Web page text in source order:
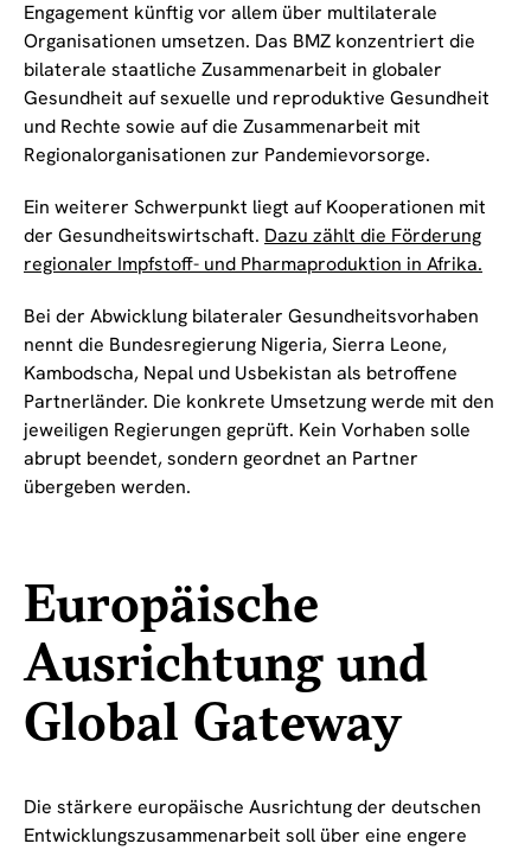
Engagement künftig vor allem über multilaterale
Organisationen umsetzen. Das BMZ konzentriert die
bilaterale staatliche Zusammenarbeit in globaler
Gesundheit auf sexuelle und reproduktive Gesundheit
und Rechte sowie auf die Zusammenarbeit mit
Regionalorganisationen zur Pandemievorsorge.
Ein weiterer Schwerpunkt liegt auf Kooperationen mit
der Gesundheitswirtschaft. Dazu zählt die Förderung
regionaler Impfstoff- und Pharmaproduktion in Afrika.
Bei der Abwicklung bilateraler Gesundheitsvorhaben
nennt die Bundesregierung Nigeria, Sierra Leone,
Kambodscha, Nepal und Usbekistan als betroffene
Partnerländer. Die konkrete Umsetzung werde mit den
jeweiligen Regierungen geprüft. Kein Vorhaben solle
abrupt beendet, sondern geordnet an Partner
übergeben werden.
Europäische
Ausrichtung und
Global Gateway
Die stärkere europäische Ausrichtung der deutschen
Entwicklungszusammenarbeit soll über eine engere